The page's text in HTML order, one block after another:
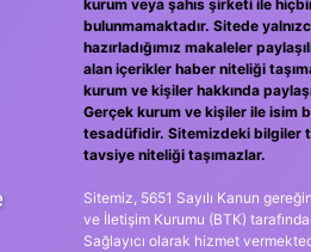
kurum veya şahıs şirketi ile
bulunmamaktadır. Sitede
hazırladığımız makaleler
alan içerikler haber niteliği
kurum ve kişiler hakkında
Gerçek kurum ve kişiler ile isim
tesadüfidir. Sitemizdeki bilgiler
tavsiye niteliği taşımazlar.
Sitemiz, 5651 Sayılı Kanun
ve İletişim Kurumu (BTK)
Sağlayıcı olarak hizmet